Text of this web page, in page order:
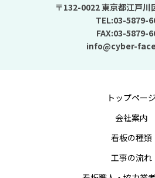
〒132-0022 東京都江戸川
TEL:03-5879-
FAX:03-5879-
info@cyber-
トップページ
会社案内
看板の種類
工事の流れ